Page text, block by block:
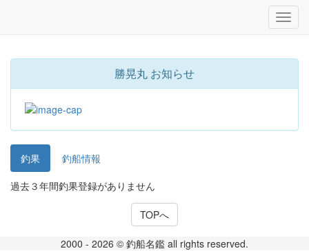
勝晃丸 お知らせ
釣果
釣船情報
過去３年間釣果登録がありません
TOPへ
2000 - 2026 © 釣船名鑑 all rights reserved.